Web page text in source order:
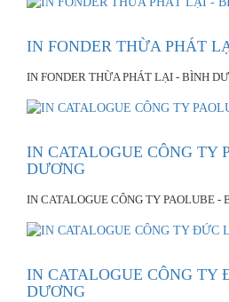
IN FONDER THỪA PHÁT
IN FONDER THỪA PHÁT LẠI - BÌNH
IN CATALOGUE CÔNG TY
DƯƠNG
IN CATALOGUE CÔNG TY PAOLUBE -
IN CATALOGUE CÔNG TY
DƯƠNG